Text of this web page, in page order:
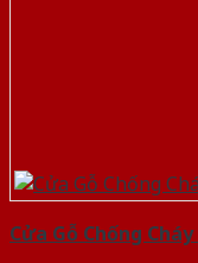
Cửa Gỗ Chống